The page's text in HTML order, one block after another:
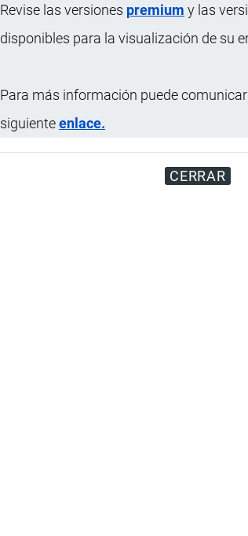
Revise las versiones premium y las
disponibles para la visualización de su
Para más información puede
siguienteenlace.
CERRAR
Actualizado el 9 Septiembre, 2024